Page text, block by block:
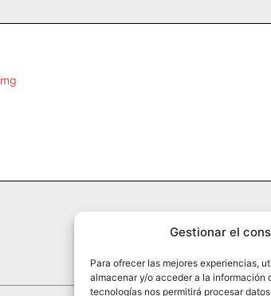
Gestionar el
Para ofrecer las mejores experiencias,
almacenar y/o acceder a la información
tecnologías nos permitirá procesar
HISTORIA ¿QUIÉNES